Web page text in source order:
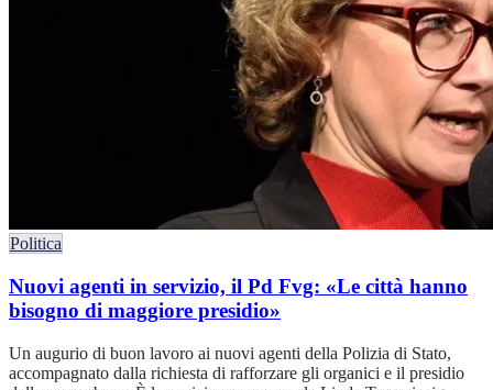
Politica
Nuovi agenti in servizio, il Pd Fvg: «Le città hanno
bisogno di maggiore presidio»
Un augurio di buon lavoro ai nuovi agenti della Polizia di Stato,
accompagnato dalla richiesta di rafforzare gli organici e il presidio